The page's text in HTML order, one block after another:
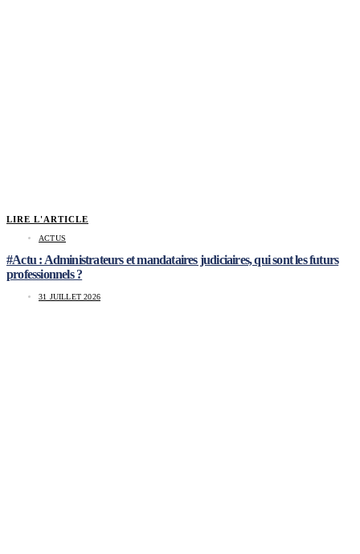
LIRE L'ARTICLE
ACTUS
#Actu : Administrateurs et mandataires judiciaires, qui sont les futurs
professionnels ?
31 JUILLET 2026